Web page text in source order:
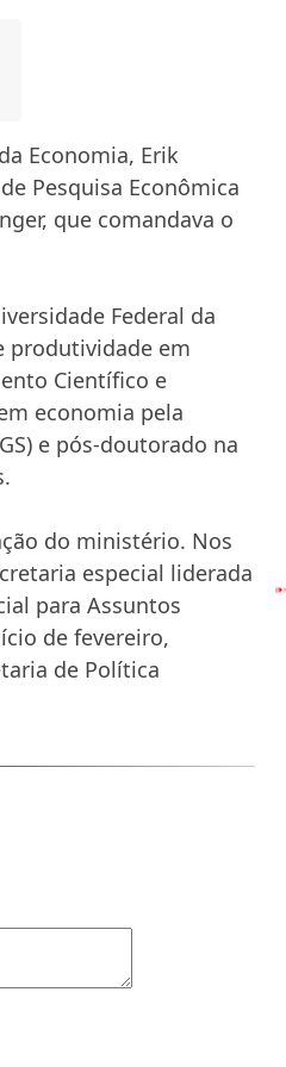
Economia, Erik
Pesquisa Econômica
que comandava o
Federal da
produtividade em
Científico e
economia pela
e pós-doutorado na
do ministério. Nos
especial liderada
para Assuntos
de fevereiro,
de Política